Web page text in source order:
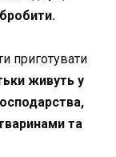
приготувати
живуть у
та